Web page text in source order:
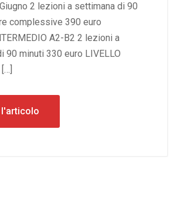
2 lezioni a settimana di 90
complessive 390 euro
A2-B2 2 lezioni a
90 minuti 330 euro LIVELLO